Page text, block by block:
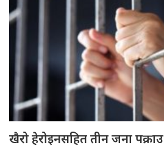
खैरो हेरोइनसहित तीन जना पक्राउ